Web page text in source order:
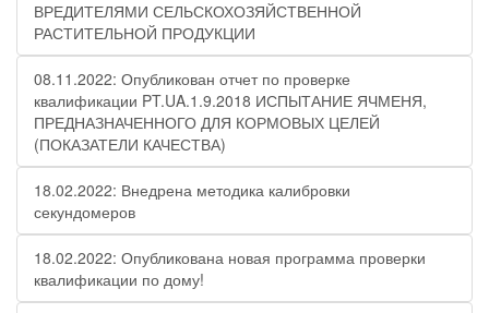
ВРЕДИТЕЛЯМИ СЕЛЬСКОХОЗЯЙСТВЕННОЙ
РАСТИТЕЛЬНОЙ ПРОДУКЦИИ
08.11.2022: Опубликован отчет по проверке
квалификации PT.UA.1.9.2018 ИСПЫТАНИЕ ЯЧМЕНЯ,
ПРЕДНАЗНАЧЕННОГО ДЛЯ КОРМОВЫХ ЦЕЛЕЙ
(ПОКАЗАТЕЛИ КАЧЕСТВА)
18.02.2022: Внедрена методика калибровки
секундомеров
18.02.2022: Опубликована новая программа проверки
квалификации по дому!